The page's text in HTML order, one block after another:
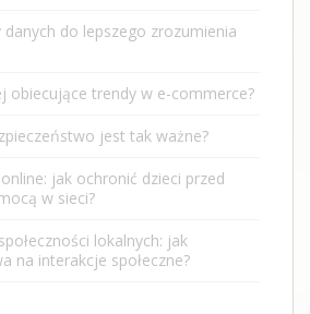
danych do lepszego zrozumienia
obiecujące trendy w e-commerce?
jest tak ważne?
jak ochronić dzieci przed
w sieci?
lokalnych: jak
na interakcje społeczne?